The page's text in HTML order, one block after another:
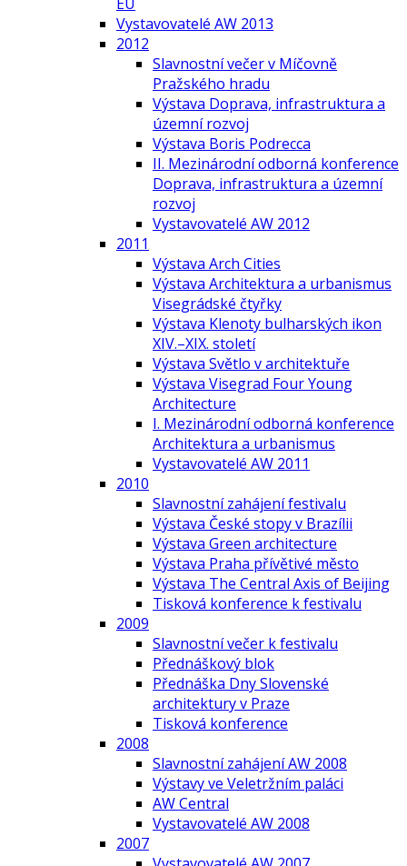
Vystavovatelé AW 2013
2012
Slavnostní večer v Míčovně
Pražského hradu
Výstava Doprava, infrastruktura a
územní rozvoj
Výstava Boris Podrecca
II. Mezinárodní odborná konference
Doprava, infrastruktura a územní
rozvoj
Vystavovatelé AW 2012
2011
Výstava Arch Cities
Výstava Architektura a urbanismus
Visegrádské čtyřky
Výstava Klenoty bulharských ikon
XIV.–XIX. století
Výstava Světlo v architektuře
Výstava Visegrad Four Young
Architecture
I. Mezinárodní odborná konference
Architektura a urbanismus
Vystavovatelé AW 2011
2010
Slavnostní zahájení festivalu
Výstava České stopy v Brazílii
Výstava Green architecture
Výstava Praha přívětivé město
Výstava The Central Axis of Beijing
Tisková konference k festivalu
2009
Slavnostní večer k festivalu
Přednáškový blok
Přednáška Dny Slovenské
architektury v Praze
Tisková konference
2008
Slavnostní zahájení AW 2008
Výstavy ve Veletržním paláci
AW Central
Vystavovatelé AW 2008
2007